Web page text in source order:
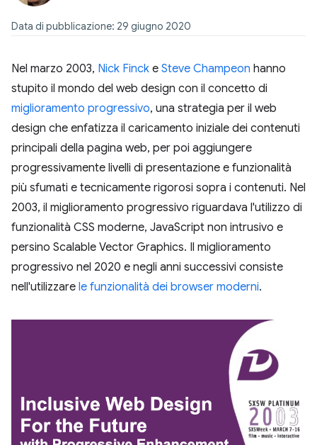
Data di pubblicazione: 29 giugno 2020
Nel marzo 2003, Nick Finck e Steve Champeon hanno
stupito il mondo del web design con il concetto di
miglioramento progressivo, una strategia per il web
design che enfatizza il caricamento iniziale dei contenuti
principali della pagina web, per poi aggiungere
progressivamente livelli di presentazione e funzionalità
più sfumati e tecnicamente rigorosi sopra i contenuti. Nel
2003, il miglioramento progressivo riguardava l'utilizzo di
funzionalità CSS moderne, JavaScript non intrusivo e
persino Scalable Vector Graphics. Il miglioramento
progressivo nel 2020 e negli anni successivi consiste
nell'utilizzare le funzionalità dei browser moderni.